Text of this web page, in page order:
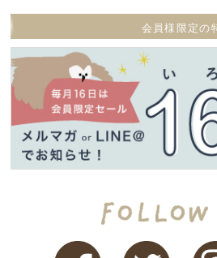
会員様限定の